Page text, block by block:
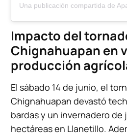
Impacto del
Chignahuapan en
producción
El sábado 14 de junio, el
Chignahuapan devastó
bardas y un invernadero
hectáreas en Llanetillo.